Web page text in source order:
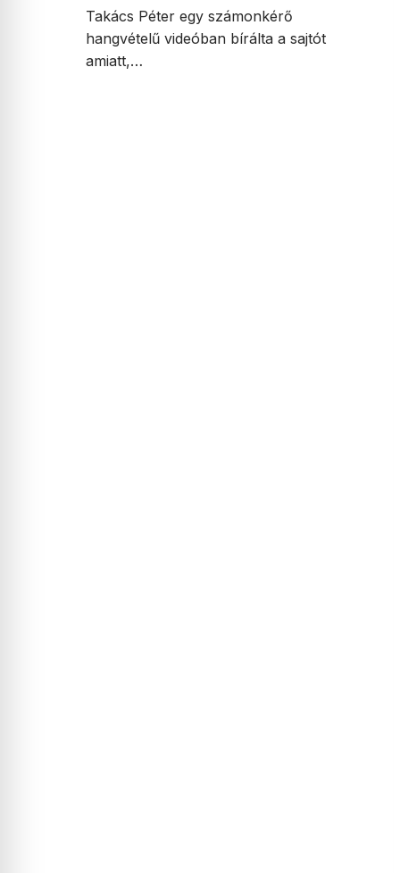
Takács Péter egy számonkérő
hangvételű videóban bírálta a sajtót
amiatt,…